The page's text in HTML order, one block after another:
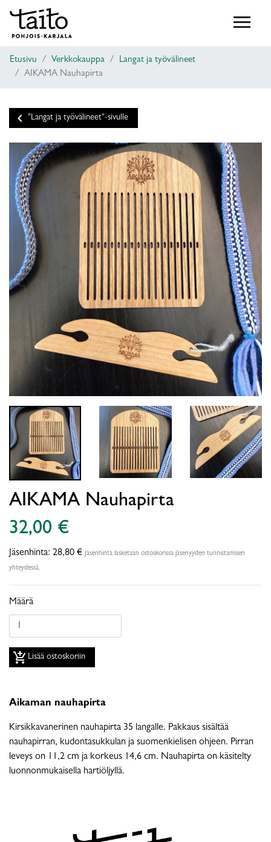
Etusivu Verkkokauppa
Langat ja työvälineet
AIKAMA Nauhapirta
keyboard_arrow_left "Langat ja työvälineet"-sivulle
AIKAMA Nauhapirta
32,00 €
Jäsenhinta: 28,80 € Jäsenhinta lasketaan ostoskorissa jäsenyyden tunnistamisen
yhteydessä.
Määrä
add_shopping_cart Lisää ostoskoriin
Aikaman nauhapirta
Kirsikkavanerinen nauhapirta 35 langalle. Pakkaus sisältää
nauhapirran, kudontasukkulan ja suomenkielisen ohjeen. Pirran
leveys on 11,2 cm ja korkeus 14,6 cm. Nauhapirta on käsitelty
luonnonmukaisella hartiöljyllä.